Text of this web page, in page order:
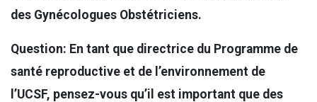
des Gynécologues Obstétriciens.
Question: En tant que directrice du Programme de
santé reproductive et de l’environnement de
l’UCSF, pensez-vous qu’il est important que des